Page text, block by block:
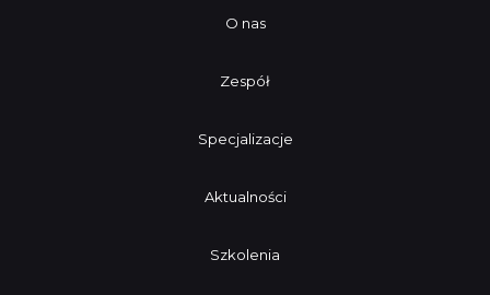
O nas
Zespół
Specjalizacje
Aktualności
Szkolenia